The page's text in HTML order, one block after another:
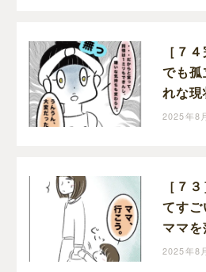
［７
でも
れな
できな
2025年8
［７
てす
ママ
幼い娘
2025年8